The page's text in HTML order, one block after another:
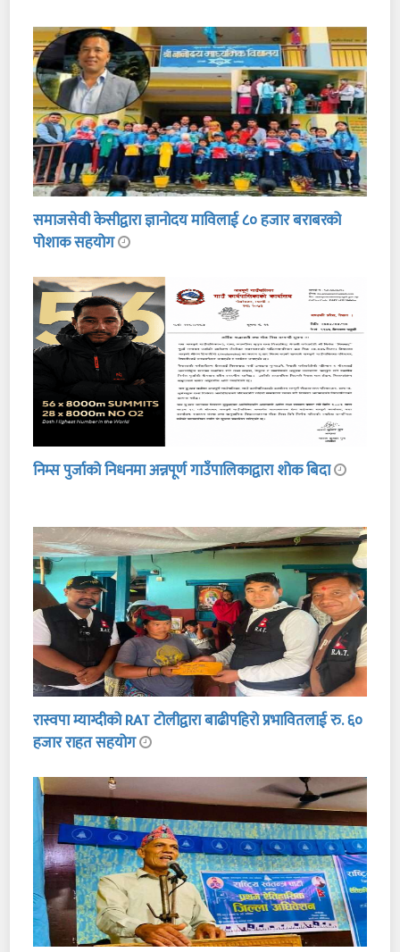
समाजसेवी केसीद्वारा ज्ञानोदय माविलाई ८० हजार बराबरको
पोशाक सहयोग
निम्स पुर्जाको निधनमा अन्नपूर्ण गाउँपालिकाद्वारा शोक बिदा
रास्वपा म्याग्दीको RAT टोलीद्वारा बाढीपहिरो प्रभावितलाई रु. ६०
हजार राहत सहयोग